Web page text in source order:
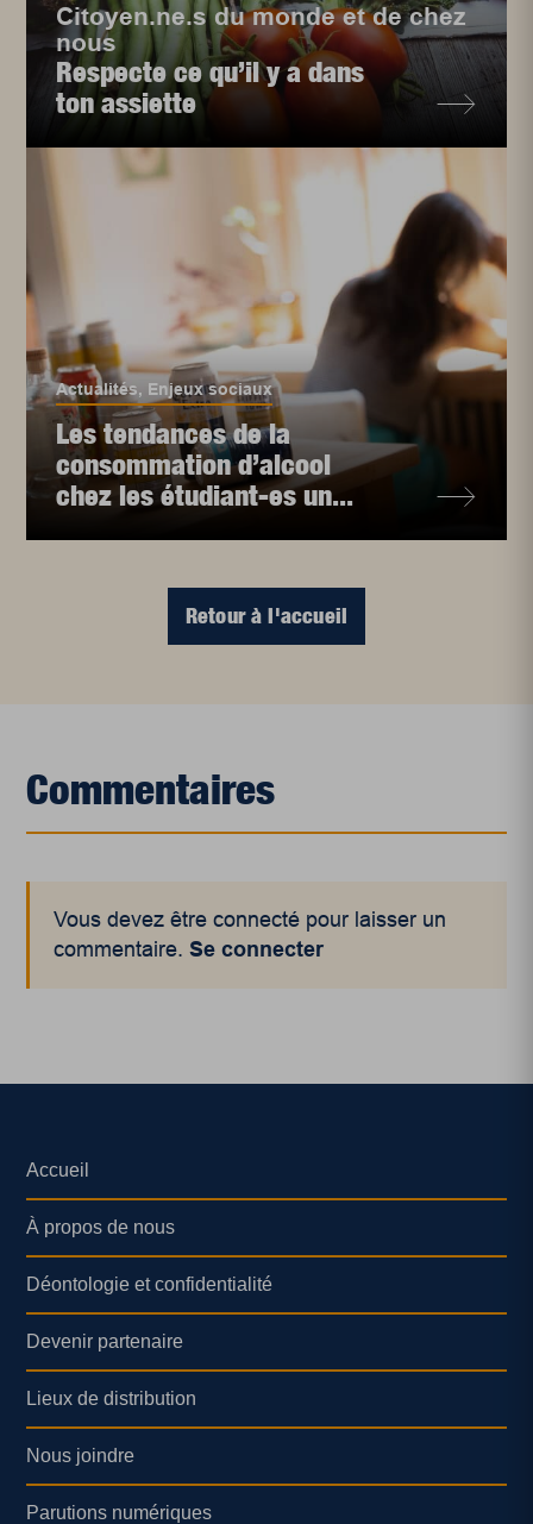
Citoyen.ne.s du monde et de chez
nous
Respecte ce qu’il y a dans
ton assiette
Actualités, Enjeux sociaux
Les tendances de la
consommation d’alcool
chez les étudiant-es un...
Retour à l'accueil
Commentaires
Vous devez être connecté pour laisser un
commentaire.Se connecter
Accueil
À propos de nous
Déontologie et confidentialité
Devenir partenaire
Lieux de distribution
Nous joindre
Parutions numériques